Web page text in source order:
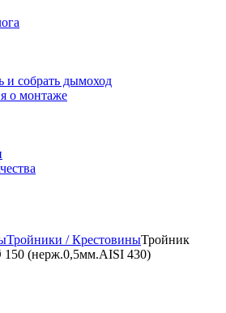
и собрать дымоход
о монтаже
Тройники / КрестовиныТройник
150 (нерж.0,5мм.AISI 430)